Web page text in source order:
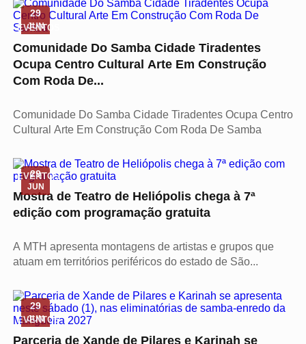
29
JUN
EVENTOS
Comunidade Do Samba Cidade Tiradentes
Ocupa Centro Cultural Arte Em Construção
Com Roda De...
Comunidade Do Samba Cidade Tiradentes Ocupa Centro
Cultural Arte Em Construção Com Roda De Samba
29
JUN
EVENTOS
Mostra de Teatro de Heliópolis chega à 7ª
edição com programação gratuita
A MTH apresenta montagens de artistas e grupos que
atuam em territórios periféricos do estado de São...
29
JUN
EVENTOS
Parceria de Xande de Pilares e Karinah se